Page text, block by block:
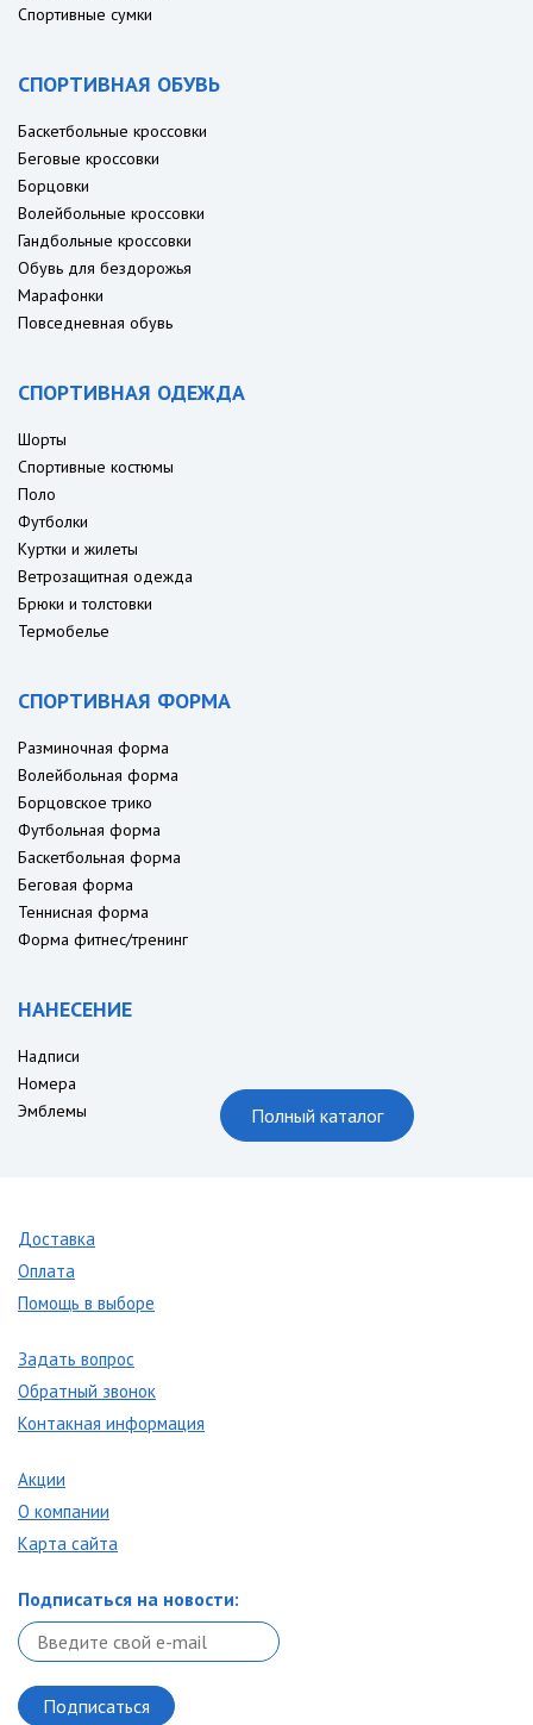
Спортивные сумки
СПОРТИВНАЯ ОБУВЬ
Баскетбольные кроссовки
Беговые кроссовки
Борцовки
Волейбольные кроссовки
Гандбольные кроссовки
Обувь для бездорожья
Марафонки
Повседневная обувь
СПОРТИВНАЯ ОДЕЖДА
Шорты
Спортивные костюмы
Поло
Футболки
Куртки и жилеты
Ветрозащитная одежда
Брюки и толстовки
Термобелье
СПОРТИВНАЯ ФОРМА
Разминочная форма
Волейбольная форма
Борцовское трико
Футбольная форма
Баскетбольная форма
Беговая форма
Теннисная форма
Форма фитнес/тренинг
НАНЕСЕНИЕ
Надписи
Номера
Эмблемы
Полный каталог
Доставка
Оплата
Помощь в выборе
Задать вопрос
Обратный звонок
Контакная информация
Акции
О компании
Карта сайта
Подписаться на новости: